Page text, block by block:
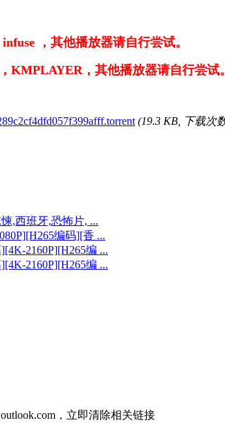
，其他播放器请自行尝试。
KMPLAYER，其他播放器请自行尝试。
(19.3 KB, 下载次
,西班牙,恐怖片, ...
编码][香 ...
2160P][H265编 ...
2160P][H265编 ...
，立即清除相关链接